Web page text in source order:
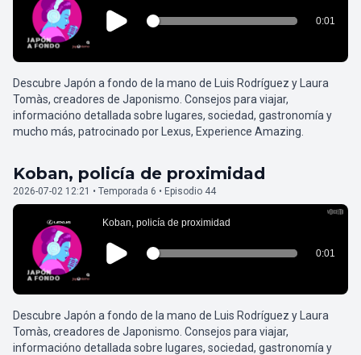
Descubre Japón a fondo de la mano de Luis Rodríguez y Laura
Tomàs, creadores de Japonismo. Consejos para viajar,
informacióno detallada sobre lugares, sociedad, gastronomía y
mucho más, patrocinado por Lexus, Experience Amazing.
Koban, policía de proximidad
2026-07-02 12:21 • Temporada 6 • Episodio 44
Descubre Japón a fondo de la mano de Luis Rodríguez y Laura
Tomàs, creadores de Japonismo. Consejos para viajar,
informacióno detallada sobre lugares, sociedad, gastronomía y